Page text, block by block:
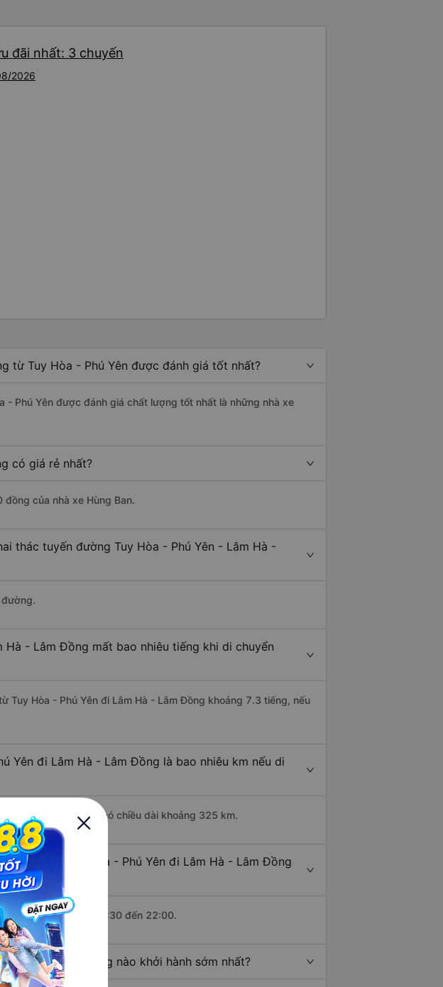
đãi nhất: 3 chuyến
2026
từ Tuy Hòa - Phú Yên được đánh giá tốt nhất?
- Phú Yên được đánh giá chất lượng tốt nhất là những nhà xe
có giá rẻ nhất?
của nhà xe Hùng Ban.
thác tuyến đường Tuy Hòa - Phú Yên - Lâm Hà -
đường.
Hà - Lâm Đồng mất bao nhiêu tiếng khi di chuyển
Tuy Hòa - Phú Yên đi Lâm Hà - Lâm Đồng khoảng 7.3 tiếng, nếu
Yên đi Lâm Hà - Lâm Đồng là bao nhiêu km nếu di
Tuy Hòa - Phú Yên có chiều dài khoảng 325 km.
xe khách Tuy Hòa - Phú Yên đi Lâm Hà - Lâm Đồng
xe bắt đầu từ 20:30 đến 22:00.
Hà - Lâm Đồng nào khởi hành sớm nhất?